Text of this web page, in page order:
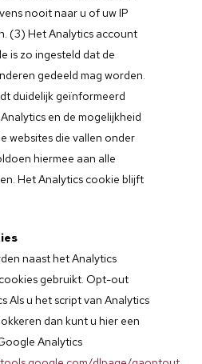
nooit naar u of uw IP
(3) Het Analytics account
is zo ingesteld dat de
gedeeld mag worden.
duidelijk geïnformeerd
en de mogelijkheid
websites die vallen onder
hiermee aan alle
Het Analytics cookie blijft
naast het Analytics
gebruikt. Opt-out
Als u het script van Analytics
dan kunt u hier een
Analytics